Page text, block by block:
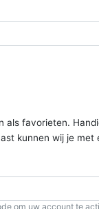
als favorieten.
kunnen wij je
om uw account te